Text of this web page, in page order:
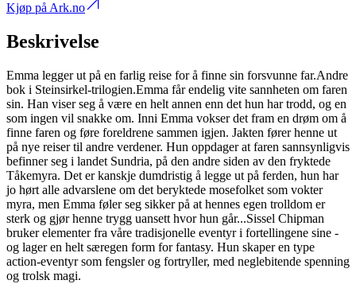
Kjøp på Ark.no
Beskrivelse
Emma legger ut på en farlig reise for å finne sin forsvunne far.Andre
bok i Steinsirkel-trilogien.Emma får endelig vite sannheten om faren
sin. Han viser seg å være en helt annen enn det hun har trodd, og en
som ingen vil snakke om. Inni Emma vokser det fram en drøm om å
finne faren og føre foreldrene sammen igjen. Jakten fører henne ut
på nye reiser til andre verdener. Hun oppdager at faren sannsynligvis
befinner seg i landet Sundria, på den andre siden av den fryktede
Tåkemyra. Det er kanskje dumdristig å legge ut på ferden, hun har
jo hørt alle advarslene om det beryktede mosefolket som vokter
myra, men Emma føler seg sikker på at hennes egen trolldom er
sterk og gjør henne trygg uansett hvor hun går...Sissel Chipman
bruker elementer fra våre tradisjonelle eventyr i fortellingene sine -
og lager en helt særegen form for fantasy. Hun skaper en type
action-eventyr som fengsler og fortryller, med neglebitende spenning
og trolsk magi.